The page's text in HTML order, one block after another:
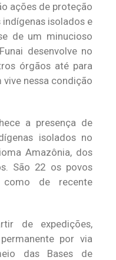
ações de proteção
isolados e
de um minucioso
desenvolve no
órgãos até para
nessa condição
a presença de
isolados no
Amazônia, dos
São 22 os povos
como de recente
de expedições,
por via
das Bases de